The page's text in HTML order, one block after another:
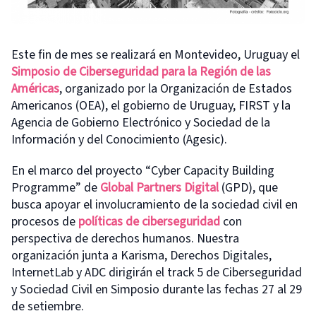
Este fin de mes se realizará en Montevideo, Uruguay el
Simposio de Ciberseguridad para la Región de las
Américas, organizado por la Organización de Estados
Americanos (OEA), el gobierno de Uruguay, FIRST y la
Agencia de Gobierno Electrónico y Sociedad de la
Información y del Conocimiento (Agesic).
En el marco del proyecto “Cyber Capacity Building
Programme” de Global Partners Digital(GPD), que
busca apoyar el involucramiento de la sociedad civil en
procesos de políticas de ciberseguridad con
perspectiva de derechos humanos. Nuestra
organización junta a Karisma, Derechos Digitales,
InternetLab y ADC dirigirán el track 5 de Ciberseguridad
y Sociedad Civil en Simposio durante las fechas 27 al 29
de setiembre.